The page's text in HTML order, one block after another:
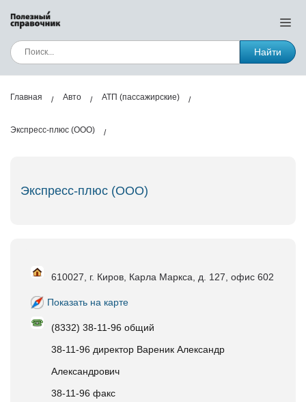
Найти
Главная Авто АТП (пассажирские)
Экспресс-плюс (ООО)
Экспресс-плюс (ООО)
610027, г. Киров, Карла Маркса, д. 127, офис 602
Показать на карте
(8332) 38-11-96 общий
38-11-96 директор Вареник Александр
Александрович
38-11-96 факс